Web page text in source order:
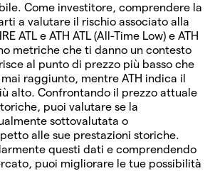
Come investitore, comprendere la
a valutare il rischio associato alla
ATL e ATH ATL (All-Time Low) e ATH
metriche che ti danno un contesto
al punto di prezzo più basso che
raggiunto, mentre ATH indica il
alto. Confrontando il prezzo attuale
puoi valutare se la
sottovalutata o
alle sue prestazioni storiche.
questi dati e comprendendo
puoi migliorare le tue possibilità